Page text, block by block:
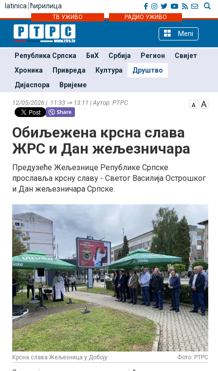
latinica ћирилица
ТВ УЖИВО РАДИО УЖИВО
Meni
Република Српска БиХ Србија Регион
Свијет
Хроника
Привреда Култура
Друштво
Дијаспора
Вријеме
12/05/2026 | 11:33 ⇒ 13:11 | Аутор: РТРС
Обиљежена крсна слава
ЖРС и Дан жељезничара
Предузеће Жељезнице Републике Српске
прославља крсну славу - Светог Василија Острошког
и Дан жељезничара Српске.
Крсна слава Жељезница у Добоју Фото: РТРС